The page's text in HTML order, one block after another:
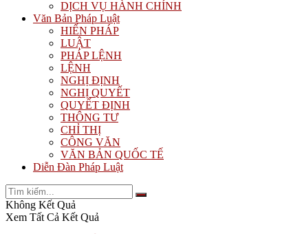
DỊCH VỤ HÀNH CHÍNH
Văn Bản Pháp Luật
HIẾN PHÁP
LUẬT
PHÁP LỆNH
LỆNH
NGHỊ ĐỊNH
NGHỊ QUYẾT
QUYẾT ĐỊNH
THÔNG TƯ
CHỈ THỊ
CÔNG VĂN
VĂN BẢN QUỐC TẾ
Diễn Đàn Pháp Luật
Không Kết Quả
Xem Tất Cả Kết Quả